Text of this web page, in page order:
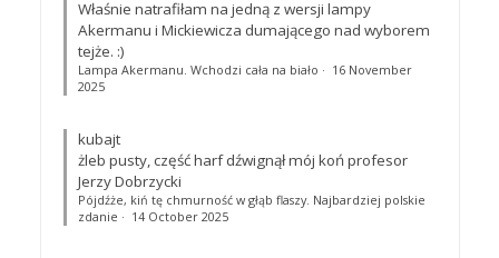
Właśnie natrafiłam na jedną z wersji lampy
Akermanu i Mickiewicza dumającego nad wyborem
tejże. :)
Lampa Akermanu. Wchodzi cała na biało · 16 November
2025
kubajt
żleb pusty, część harf dźwignął mój koń profesor
Jerzy Dobrzycki
Pójdźże, kiń tę chmurność w głąb flaszy. Najbardziej polskie
zdanie · 14 October 2025